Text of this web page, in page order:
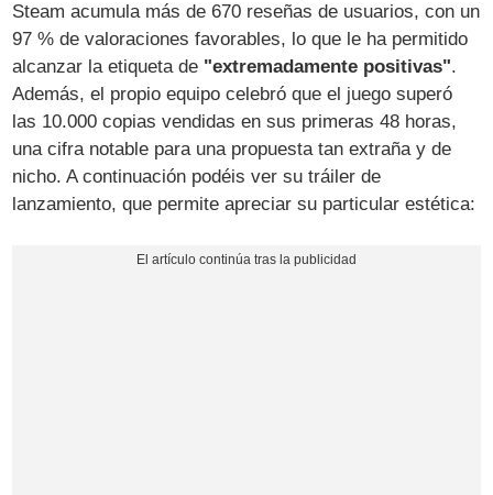
Steam acumula más de 670 reseñas de usuarios, con un
97 % de valoraciones favorables, lo que le ha permitido
alcanzar la etiqueta de "extremadamente positivas".
Además, el propio equipo celebró que el juego superó
las 10.000 copias vendidas en sus primeras 48 horas,
una cifra notable para una propuesta tan extraña y de
nicho. A continuación podéis ver su tráiler de
lanzamiento, que permite apreciar su particular estética: